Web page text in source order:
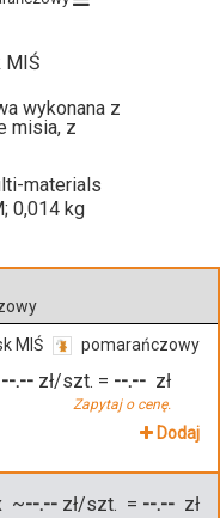
MIŚ
wykonana z
misia, z
materials
0,014 kg
MIŚ pomarańczowy
--.-- zł/szt.
Zapytaj o cenę.
= --.-- zł
Dodaj
~--.-- zł/szt. = --.-- zł